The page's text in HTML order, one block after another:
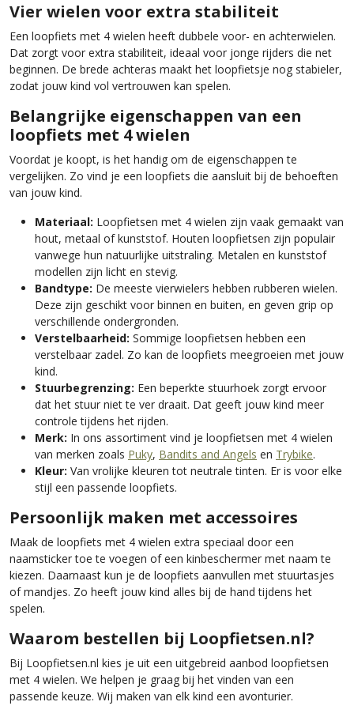
Vier wielen voor extra stabiliteit
Een loopfiets met 4 wielen heeft dubbele voor- en achterwielen.
Dat zorgt voor extra stabiliteit, ideaal voor jonge rijders die net
beginnen. De brede achteras maakt het loopfietsje nog stabieler,
zodat jouw kind vol vertrouwen kan spelen.
Belangrijke eigenschappen van een
loopfiets met 4 wielen
Voordat je koopt, is het handig om de eigenschappen te
vergelijken. Zo vind je een loopfiets die aansluit bij de behoeften
van jouw kind.
Materiaal: Loopfietsen met 4 wielen zijn vaak gemaakt van
hout, metaal of kunststof. Houten loopfietsen zijn populair
vanwege hun natuurlijke uitstraling. Metalen en kunststof
modellen zijn licht en stevig.
Bandtype: De meeste vierwielers hebben rubberen wielen.
Deze zijn geschikt voor binnen en buiten, en geven grip op
verschillende ondergronden.
Verstelbaarheid: Sommige loopfietsen hebben een
verstelbaar zadel. Zo kan de loopfiets meegroeien met jouw
kind.
Stuurbegrenzing: Een beperkte stuurhoek zorgt ervoor
dat het stuur niet te ver draait. Dat geeft jouw kind meer
controle tijdens het rijden.
Merk: In ons assortiment vind je loopfietsen met 4 wielen
van merken zoals Puky, Bandits and Angels en Trybike.
Kleur: Van vrolijke kleuren tot neutrale tinten. Er is voor elke
stijl een passende loopfiets.
Persoonlijk maken met accessoires
Maak de loopfiets met 4 wielen extra speciaal door een
naamsticker toe te voegen of een kinbeschermer met naam te
kiezen. Daarnaast kun je de loopfiets aanvullen met stuurtasjes
of mandjes. Zo heeft jouw kind alles bij de hand tijdens het
spelen.
Waarom bestellen bij Loopfietsen.nl?
Bij Loopfietsen.nl kies je uit een uitgebreid aanbod loopfietsen
met 4 wielen. We helpen je graag bij het vinden van een
passende keuze. Wij maken van elk kind een avonturier.